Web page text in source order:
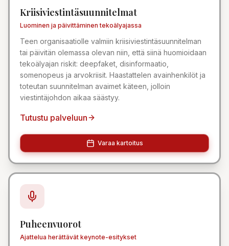
Kriisiviestintäsuunnitelmat
Luominen ja päivittäminen tekoälyajassa
Teen organisaatiolle valmiin kriisiviestintäsuunnitelman
tai päivitän olemassa olevan niin, että siinä huomioidaan
tekoälyajan riskit: deepfaket, disinformaatio,
somenopeus ja arvokriisit. Haastattelen avainhenkilöt ja
toteutan suunnitelman avaimet käteen, jolloin
viestintäjohdon aikaa säästyy.
Tutustu palveluun
Varaa kartoitus
Puheenvuorot
Ajattelua herättävät keynote-esitykset